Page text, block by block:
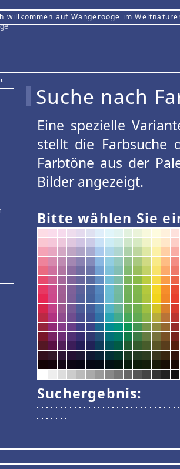
willkommen auf Wangerooge im
Suche nach
Eine spezielle
stellt die Farbsuche
Farbtöne aus der
Bilder angezeigt.
Bitte wählen Sie
Suchergebnis: